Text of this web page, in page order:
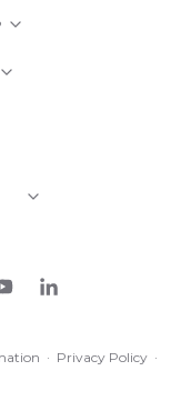
· Privacy Policy ·